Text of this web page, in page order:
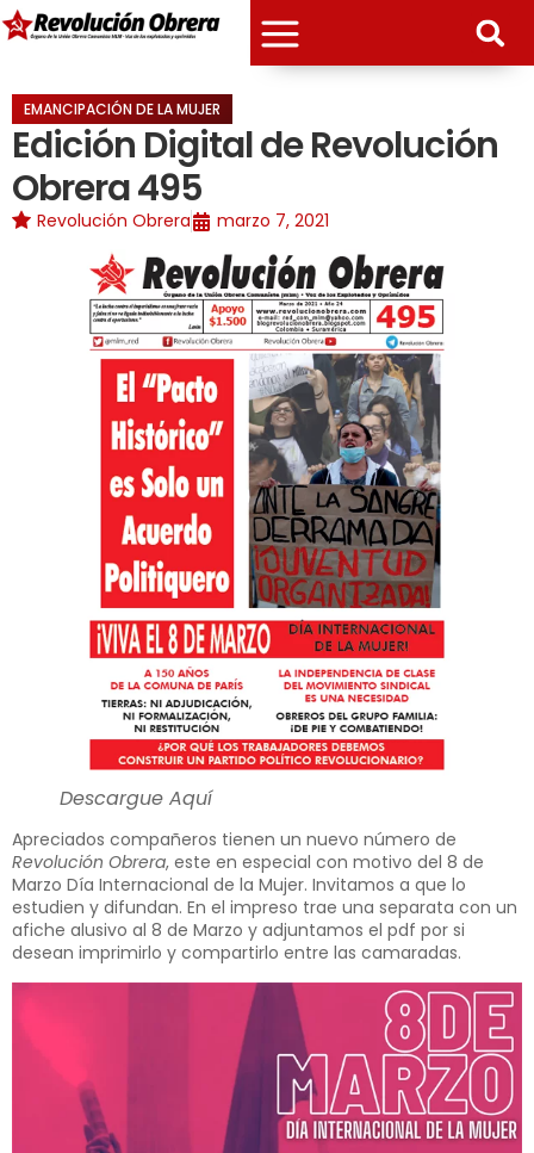
EMANCIPACIÓN DE LA MUJER
Edición Digital de Revolución
Obrera 495
Revolución Obrera marzo 7, 2021
Descargue Aquí
Apreciados compañeros tienen un nuevo número de
Revolución Obrera, este en especial con motivo del 8 de
Marzo Día Internacional de la Mujer. Invitamos a que lo
estudien y difundan. En el impreso trae una separata con un
afiche alusivo al 8 de Marzo y adjuntamos el pdf por si
desean imprimirlo y compartirlo entre las camaradas.